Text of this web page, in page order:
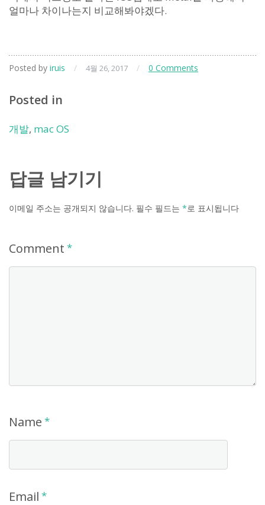
얼마나 차이나는지 비교해봐야겠다.
Posted by iruis / 4월 26, 2017 / 0 Comments
Posted in
개발, mac OS
답글 남기기
이메일 주소는 공개되지 않습니다. 필수 필드는 *로 표시됩니다
Comment *
Name *
Email *